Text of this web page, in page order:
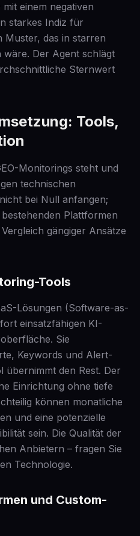
mit einem negativen
starkes Indiz für
Muster, das in starren
wäre. Der Agent schlägt
Sternwert
Tools,
Monitorings steht und
technischen
bei Null anfangen;
Plattformen
gängiger Ansätze
Tools
Lösungen (Software-as-
einsatzfähigen KI-
Sie
Keywords und Alert-
übernimmt den Rest. Der
Einrichtung ohne tiefe
können monatliche
und eine potenzielle
sein. Die Qualität der
Anbietern – fragen Sie
Technologie.
und Custom-